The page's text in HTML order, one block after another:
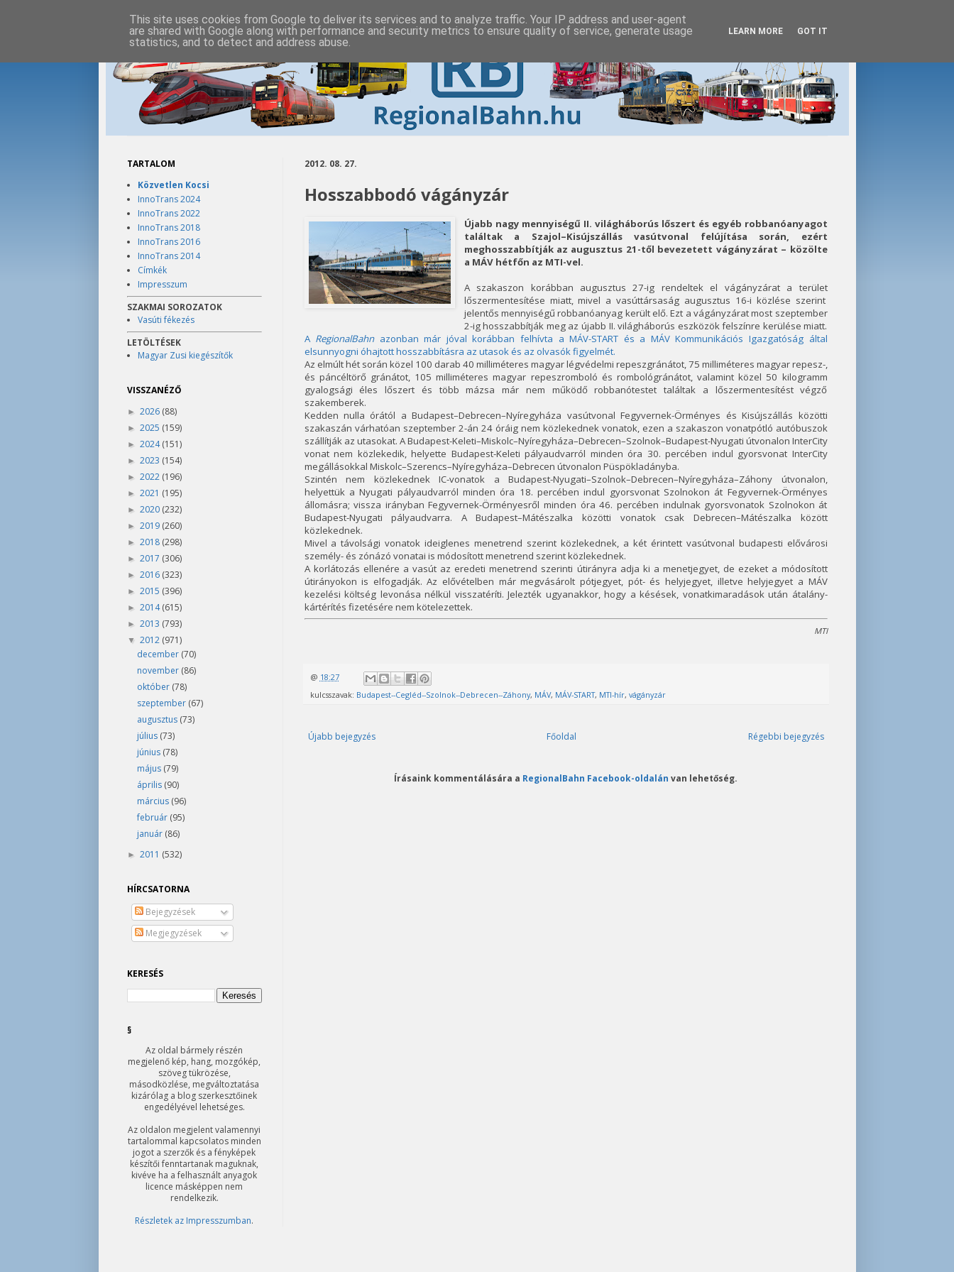
2012. 08. 27.
Hosszabbodó vágányzár
Újabb nagy mennyiségű II. világháborús lőszert és egyéb robbanóanyagot
találtak a Szajol–Kisújszállás vasútvonal felújítása során, ezért
meghosszabbítják az augusztus 21-től bevezetett vágányzárat – közölte
a MÁV hétfőn az MTI-vel.
A szakaszon korábban augusztus 27-ig rendeltek el vágányzárat a terület
lőszermentesítése miatt, mivel a vasúttársaság augusztus 16-i közlése szerint
jelentős mennyiségű robbanóanyag került elő. Ezt a vágányzárat most szeptember
2-ig hosszabbítják meg az újabb II. világháborús eszközök felszínre kerülése miatt.
A RegionalBahnazonban már jóval korábban felhívta a MÁV-START és a MÁV Kommunikációs Igazgatóság által
elsunnyogni óhajtott hosszabbításra az utasok és az olvasók figyelmét.
Az elmúlt hét során közel 100 darab 40 milliméteres magyar légvédelmi repeszgránátot, 75 milliméteres magyar repesz-,
és páncéltörő gránátot, 105 milliméteres magyar repeszromboló és rombológránátot, valamint közel 50 kilogramm
gyalogsági éles lőszert és több mázsa már nem működő robbanótestet találtak a lőszermentesítést végző
szakemberek.
Kedden nulla órától a Budapest–Debrecen–Nyíregyháza vasútvonal Fegyvernek-Örményes és Kisújszállás közötti
szakaszán várhatóan szeptember 2-án 24 óráig nem közlekednek vonatok, ezen a szakaszon vonatpótló autóbuszok
szállítják az utasokat. A Budapest-Keleti–Miskolc–Nyíregyháza–Debrecen–Szolnok–Budapest-Nyugati útvonalon InterCity
vonat nem közlekedik, helyette Budapest-Keleti pályaudvarról minden óra 30. percében indul gyorsvonat InterCity
megállásokkal Miskolc–Szerencs–Nyíregyháza–Debrecen útvonalon Püspökladányba.
Szintén nem közlekednek IC-vonatok a Budapest-Nyugati–Szolnok–Debrecen–Nyíregyháza–Záhony útvonalon,
helyettük a Nyugati pályaudvarról minden óra 18. percében indul gyorsvonat Szolnokon át Fegyvernek-Örményes
állomásra; vissza irányban Fegyvernek-Örményesről minden óra 46. percében indulnak gyorsvonatok Szolnokon át
Budapest-Nyugati pályaudvarra. A Budapest–Mátészalka közötti vonatok csak Debrecen–Mátészalka között
közlekednek.
Mivel a távolsági vonatok ideiglenes menetrend szerint közlekednek, a két érintett vasútvonal budapesti elővárosi
személy- és zónázó vonatai is módosított menetrend szerint közlekednek.
A korlátozás ellenére a vasút az eredeti menetrend szerinti útirányra adja ki a menetjegyet, de ezeket a módosított
útirányokon is elfogadják. Az elővételben már megvásárolt pótjegyet, pót- és helyjegyet, illetve helyjegyet a MÁV
kezelési költség levonása nélkül visszatéríti. Jelezték ugyanakkor, hogy a késések, vonatkimaradások után átalány-
kártérítés fizetésére nem kötelezettek.
MTI
@ 18:27
kulcsszavak: Budapest--Cegléd--Szolnok--Debrecen--Záhony, MÁV, MÁV-START, MTI-hír, vágányzár
Újabb bejegyzés Régebbi bejegyzés
Főoldal
Írásaink kommentálására a RegionalBahn Facebook-oldalán van lehetőség.
TARTALOM
Közvetlen Kocsi
InnoTrans 2024
InnoTrans 2022
InnoTrans 2018
InnoTrans 2016
InnoTrans 2014
Címkék
Impresszum
SZAKMAI SOROZATOK
Vasúti fékezés
LETÖLTÉSEK
Magyar Zusi kiegészítők
VISSZANÉZŐ
► 2026 (88)
► 2025 (159)
► 2024(151)
► 2023 (154)
► 2022 (196)
► 2021 (195)
► 2020 (232)
► 2019 (260)
► 2018 (298)
► 2017 (306)
► 2016 (323)
► 2015 (396)
► 2014(615)
► 2013 (793)
▼ 2012 (971)
december (70)
november (86)
október (78)
szeptember (67)
augusztus (73)
július (73)
június (78)
május (79)
április (90)
március (96)
február (95)
január (86)
► 2011 (532)
HÍRCSATORNA
Bejegyzések
Megjegyzések
KERESÉS
§
Az oldal bármely részén
megjelenő kép, hang, mozgókép,
szöveg tükrözése,
másodközlése, megváltoztatása
kizárólag a blog szerkesztőinek
engedélyével lehetséges.
Az oldalon megjelent valamennyi
tartalommal kapcsolatos minden
jogot a szerzők és a fényképek
készítői fenntartanak maguknak,
kivéve ha a felhasznált anyagok
licence másképpen nem
rendelkezik.
Részletek az Impresszumban.
This site uses cookies from Google to deliver its services and to analyze traffic. Your IP address and user-agent
are shared with Google along with performance and security metrics to ensure quality of service, generate usage
statistics, and to detect and address abuse.
LEARN MORE GOT IT